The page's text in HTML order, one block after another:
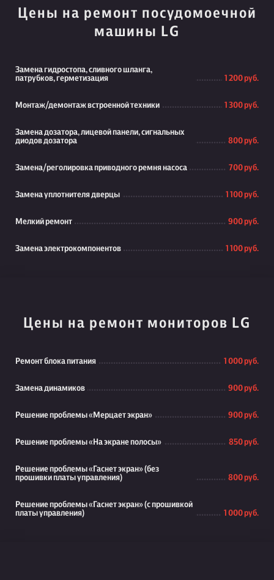
Цены на ремонт посудомоечной
машины LG
Замена гидростопа, сливного шланга,
патрубков, герметизация
1 200 руб.
Монтаж/демонтаж встроенной техники 1 300 руб.
Замена дозатора, лицевой панели, сигнальных
диодов дозатора
800 руб.
Замена/реголировка приводного ремня насоса 700 руб.
Замена уплотнителя дверцы 1 100 руб.
Мелкий ремонт 900 руб.
Замена электрокомпонентов 1 100 руб.
Цены на ремонт мониторов LG
Ремонт блока питания 1 000 руб.
Замена динамиков 900 руб.
Решение проблемы «Мерцает экран» 900 руб.
Решение проблемы «На экране полосы» 850 руб.
Решение проблемы «Гаснет экран» (без
прошивки платы управления)
800 руб.
Решение проблемы «Гаснет экран» (с прошивкой
платы управления)
1 000 руб.